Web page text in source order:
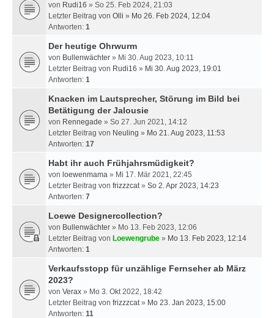
von Rudi16 » So 25. Feb 2024, 21:03
Letzter Beitrag von Olli » Mo 26. Feb 2024, 12:04
Antworten: 1
Der heutige Ohrwurm
von Bullenwächter » Mi 30. Aug 2023, 10:11
Letzter Beitrag von Rudi16 » Mi 30. Aug 2023, 19:01
Antworten: 1
Knacken im Lautsprecher, Störung im Bild bei
Betätigung der Jalousie
von Rennegade » So 27. Jun 2021, 14:12
Letzter Beitrag von Neuling » Mo 21. Aug 2023, 11:53
Antworten: 17
Habt ihr auch Frühjahrsmüdigkeit?
von loewenmama » Mi 17. Mär 2021, 22:45
Letzter Beitrag von frizzzcat» So 2. Apr 2023, 14:23
Antworten: 7
Loewe Designercollection?
von Bullenwächter » Mo 13. Feb 2023, 12:06
Letzter Beitrag von Loewengrube » Mo 13. Feb 2023, 12:14
Antworten: 1
Verkaufsstopp für unzählige Fernseher ab März
2023?
von Verax » Mo 3. Okt 2022, 18:42
Letzter Beitrag von frizzzcat» Mo 23. Jan 2023, 15:00
Antworten: 11